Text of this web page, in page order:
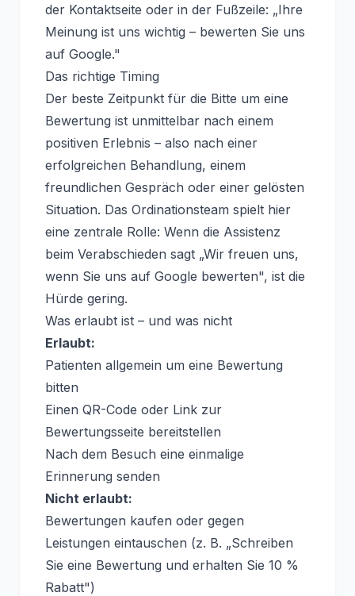
der Kontaktseite oder in der Fußzeile: „Ihre
Meinung ist uns wichtig – bewerten Sie uns
auf Google."
Das richtige Timing
Der beste Zeitpunkt für die Bitte um eine
Bewertung ist unmittelbar nach einem
positiven Erlebnis – also nach einer
erfolgreichen Behandlung, einem
freundlichen Gespräch oder einer gelösten
Situation. Das Ordinationsteam spielt hier
eine zentrale Rolle: Wenn die Assistenz
beim Verabschieden sagt „Wir freuen uns,
wenn Sie uns auf Google bewerten", ist die
Hürde gering.
Was erlaubt ist – und was nicht
Erlaubt:
Patienten allgemein um eine Bewertung
bitten
Einen QR-Code oder Link zur
Bewertungsseite bereitstellen
Nach dem Besuch eine einmalige
Erinnerung senden
Nicht erlaubt:
Bewertungen kaufen oder gegen
Leistungen eintauschen (z. B. „Schreiben
Sie eine Bewertung und erhalten Sie 10 %
Rabatt")